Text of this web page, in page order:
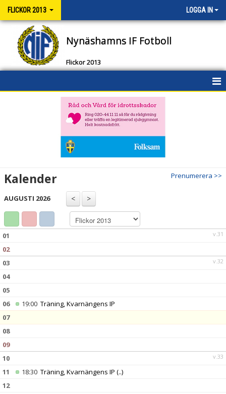
FLICKOR 2013 LOGGA IN
Nynäshamns IF Fotboll
Flickor 2013
BILDGALLERI
DOKUMENT
KONTAKT
Prenumerera >>
Kalender
AUGUSTI 2026
v.31
01
02
v.32
03
04
05
06
19:00 Träning, Kvarnängens IP
07
08
09
v.33
10
11
18:30 Träning, Kvarnängens IP (..)
12